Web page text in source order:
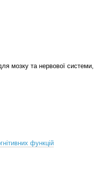
мозку та нервової системи,
функцій